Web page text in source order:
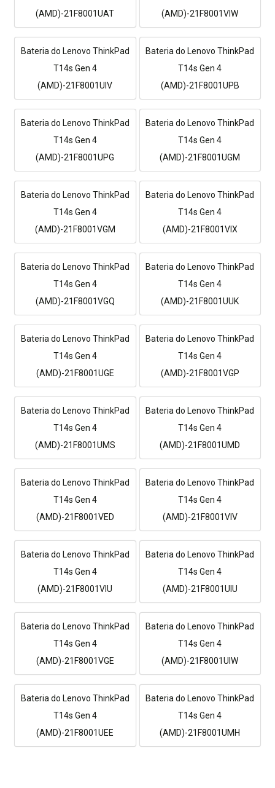
(AMD)-21F8001UAT
(AMD)-21F8001VIW
Bateria do Lenovo ThinkPad
T14s Gen 4
(AMD)-21F8001UIV
Bateria do Lenovo ThinkPad
T14s Gen 4
(AMD)-21F8001UPB
Bateria do Lenovo ThinkPad
T14s Gen 4
(AMD)-21F8001UPG
Bateria do Lenovo ThinkPad
T14s Gen 4
(AMD)-21F8001UGM
Bateria do Lenovo ThinkPad
T14s Gen 4
(AMD)-21F8001VGM
Bateria do Lenovo ThinkPad
T14s Gen 4
(AMD)-21F8001VIX
Bateria do Lenovo ThinkPad
T14s Gen 4
(AMD)-21F8001VGQ
Bateria do Lenovo ThinkPad
T14s Gen 4
(AMD)-21F8001UUK
Bateria do Lenovo ThinkPad
T14s Gen 4
(AMD)-21F8001UGE
Bateria do Lenovo ThinkPad
T14s Gen 4
(AMD)-21F8001VGP
Bateria do Lenovo ThinkPad
T14s Gen 4
(AMD)-21F8001UMS
Bateria do Lenovo ThinkPad
T14s Gen 4
(AMD)-21F8001UMD
Bateria do Lenovo ThinkPad
T14s Gen 4
(AMD)-21F8001VED
Bateria do Lenovo ThinkPad
T14s Gen 4
(AMD)-21F8001VIV
Bateria do Lenovo ThinkPad
T14s Gen 4
(AMD)-21F8001VIU
Bateria do Lenovo ThinkPad
T14s Gen 4
(AMD)-21F8001UIU
Bateria do Lenovo ThinkPad
T14s Gen 4
(AMD)-21F8001VGE
Bateria do Lenovo ThinkPad
T14s Gen 4
(AMD)-21F8001UIW
Bateria do Lenovo ThinkPad
T14s Gen 4
(AMD)-21F8001UEE
Bateria do Lenovo ThinkPad
T14s Gen 4
(AMD)-21F8001UMH